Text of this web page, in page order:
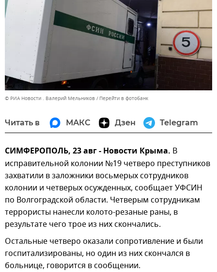
© РИА Новости . Валерий Мельников Перейти в фотобанк
Читать в МАКС Дзен Telegram
СИМФЕРОПОЛЬ, 23 авг - Новости Крыма. В
исправительной колонии №19 четверо преступников
захватили в заложники восьмерых сотрудников
колонии и четверых осужденных, сообщает УФСИН
по Волгоградской области. Четверым сотрудникам
террористы нанесли колото-резаные раны, в
результате чего трое из них скончались.
Остальные четверо оказали сопротивление и были
госпитализированы, но один из них скончался в
больнице, говорится в сообщении.